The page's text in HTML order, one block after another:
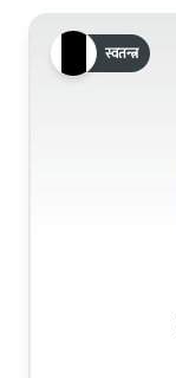
स्वतन्त्र